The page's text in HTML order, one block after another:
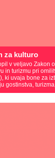
za kulturo
v veljavo Zakon
in turizmu pri
ki uvaja bone za
gostinstva,